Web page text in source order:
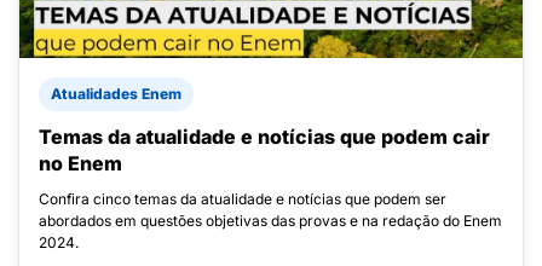
Atualidades Enem
Temas da atualidade e notícias que podem cair
no Enem
Confira cinco temas da atualidade e notícias que podem ser
abordados em questões objetivas das provas e na redação do Enem
2024.